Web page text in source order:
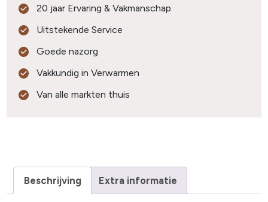
20 jaar Ervaring & Vakmanschap
Uitstekende Service
Goede nazorg
Vakkundig in Verwarmen
Van alle markten thuis
Beschrijving Extra informatie